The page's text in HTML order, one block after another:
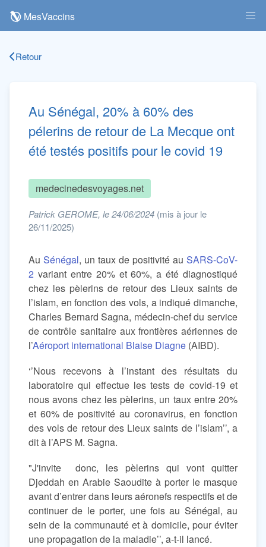
MesVaccins
Retour
Au Sénégal, 20% à 60% des
pélerins de retour de La Mecque ont
été testés positifs pour le covid 19
medecinedesvoyages.net
Patrick GEROME, le 24/06/2024 (mis à jour le
26/11/2025)
Au Sénégal, un taux de positivité au SARS-CoV-
2 variant entre 20% et 60%, a été diagnostiqué
chez les pèlerins de retour des Lieux saints de
l’islam, en fonction des vols, a indiqué dimanche,
Charles Bernard Sagna, médecin-chef du service
de contrôle sanitaire aux frontières aériennes de
l’Aéroport international Blaise Diagne (AIBD).
‘’Nous recevons à l’instant des résultats du
laboratoire qui effectue les tests de covid-19 et
nous avons chez les pèlerins, un taux entre 20%
et 60% de positivité au coronavirus, en fonction
des vols de retour des Lieux saints de l’islam’’, a
dit à l’APS M. Sagna.
"J'invite donc, les pèlerins qui vont quitter
Djeddah en Arabie Saoudite à porter le masque
avant d’entrer dans leurs aéronefs respectifs et de
continuer de le porter, une fois au Sénégal, au
sein de la communauté et à domicile, pour éviter
une propagation de la maladie’’, a-t-il lancé.